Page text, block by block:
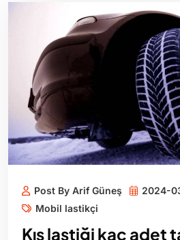
Post By Arif Güneş
2024-
Mobil lastikçi
Kış lastiği kaç adet